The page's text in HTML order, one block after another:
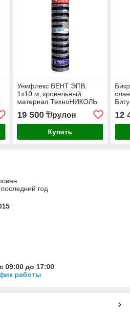
Унифлекс ВЕНТ ЭПВ,
1х10 м, кровельный
материал ТехноНИКОЛЬ
19 500₸/рулон
Купить
12
год
09:00 до 17:00
работы